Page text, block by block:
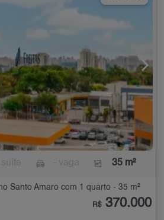
35 m²
Santo Amaro com 1 quarto - 35 m²
R$ 370.000